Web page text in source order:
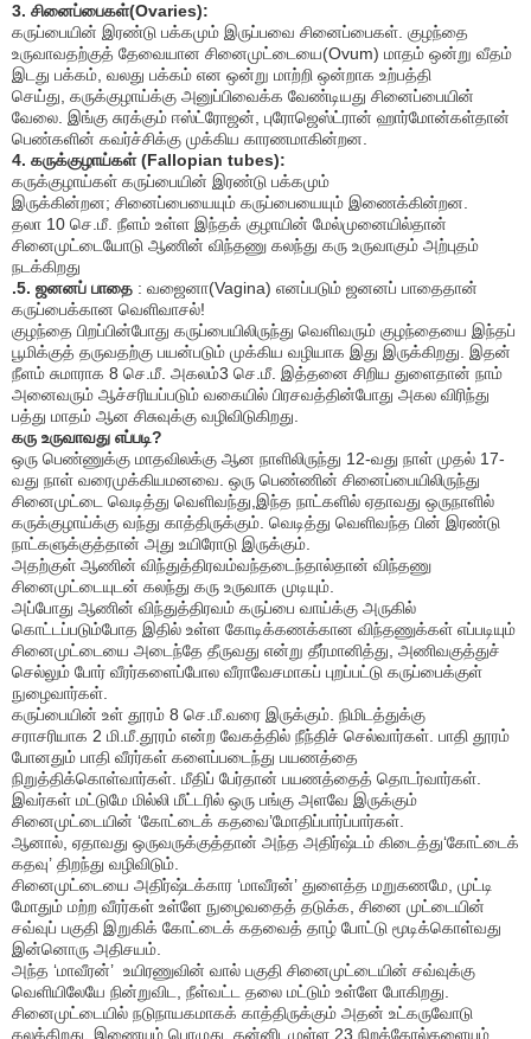
3. சினைப்பைகள்(Ovaries):
கருப்பையின் இரண்டு பக்கமும் இருப்பவை சினைப்பைகள். குழந்தை
உருவாவதற்குத் தேவையான சினைமுட்டையை(Ovum) மாதம் ஒன்று வீதம்
இடது பக்கம், வலது பக்கம் என ஒன்று மாற்றி ஒன்றாக உற்பத்தி
செய்து, கருக்குழாய்க்கு அனுப்பிவைக்க வேண்டியது சினைப்பையின்
வேலை. இங்கு சுரக்கும் ஈஸ்ட்ரோஜன், புரோஜெஸ்ட்ரான் ஹார்மோன்கள்தான்
பெண்களின் கவர்ச்சிக்கு முக்கிய காரணமாகின்றன.
4. கருக்குழாய்கள் (Fallopian tubes):
கருக்குழாய்கள் கருப்பையின் இரண்டு பக்கமும்
இருக்கின்றன; சினைப்பையையும் கருப்பையையும் இணைக்கின்றன.
தலா 10 செ.மீ. நீளம் உள்ள இந்தக் குழாயின் மேல்முனையில்தான்
சினைமுட்டையோடு ஆணின் விந்தணு கலந்து கரு உருவாகும் அற்புதம்
நடக்கிறது
.5. ஜனனப் பாதை : வஜைனா(Vagina) எனப்படும் ஜனனப் பாதைதான்
கருப்பைக்கான வெளிவாசல்!
குழந்தை பிறப்பின்போது கருப்பையிலிருந்து வெளிவரும் குழந்தையை இந்தப்
பூமிக்குத் தருவதற்கு பயன்படும் முக்கிய வழியாக இது இருக்கிறது. இதன்
நீளம் சுமாராக 8 செ.மீ. அகலம்3 செ.மீ. இத்தனை சிறிய துளைதான் நாம்
அனைவரும் ஆச்சரியப்படும் வகையில் பிரசவத்தின்போது அகல விரிந்து
பத்து மாதம் ஆன சிசுவுக்கு வழிவிடுகிறது.
கரு உருவாவது எப்படி?
ஒரு பெண்ணுக்கு மாதவிலக்கு ஆன நாளிலிருந்து 12-வது நாள் முதல் 17-
வது நாள் வரைமுக்கியமனவை. ஒரு பெண்ணின் சினைப்பையிலிருந்து
சினைமுட்டை வெடித்து வெளிவந்து,இந்த நாட்களில் ஏதாவது ஒருநாளில்
கருக்குழாய்க்கு வந்து காத்திருக்கும். வெடித்து வெளிவந்த பின் இரண்டு
நாட்களுக்குத்தான் அது உயிரோடு இருக்கும்.
அதற்குள் ஆணின் விந்துத்திரவம்வந்தடைந்தால்தான் விந்தணு
சினைமுட்டையுடன் கலந்து கரு உருவாக முடியும்.
அப்போது ஆணின் விந்துத்திரவம் கருப்பை வாய்க்கு அருகில்
கொட்டப்படும்போத இதில் உள்ள கோடிக்கணக்கான விந்தணுக்கள் எப்படியும்
சினைமுட்டையை அடைந்தே தீருவது என்று தீர்மானித்து, அணிவகுத்துச்
செல்லும் போர் வீரர்களைப்போல வீராவேசமாகப் புறப்பட்டு கருப்பைக்குள்
நுழைவார்கள்.
கருப்பையின் உள் தூரம் 8 செ.மீ.வரை இருக்கும். நிமிடத்துக்கு
சராசரியாக 2 மி.மீ.தூரம் என்ற வேகத்தில் நீந்திச் செல்வார்கள். பாதி தூரம்
போனதும் பாதி வீரர்கள் களைப்படைந்து பயணத்தை
நிறுத்திக்கொள்வார்கள். மீதிப் பேர்தான் பயணத்தைத் தொடர்வார்கள்.
இவர்கள் மட்டுமே மில்லி மீட்டரில் ஒரு பங்கு அளவே இருக்கும்
சினைமுட்டையின் ‘கோட்டைக் கதவை’மோதிப்பார்ப்பார்கள்.
ஆனால், ஏதாவது ஒருவருக்குத்தான் அந்த அதிர்ஷ்டம் கிடைத்து‘கோட்டைக்
கதவு’ திறந்து வழிவிடும்.
சினைமுட்டையை அதிர்ஷ்டக்கார ‘மாவீரன்’ துளைத்த மறுகணமே, முட்டி
மோதும் மற்ற வீரர்கள் உள்ளே நுழைவதைத் தடுக்க, சினை முட்டையின்
சவ்வுப் பகுதி இறுகிக் கோட்டைக் கதவைத் தாழ் போட்டு மூடிக்கொள்வது
இன்னொரு அதிசயம்.
அந்த ‘மாவீரன்’ உயிரணுவின் வால் பகுதி சினைமுட்டையின் சவ்வுக்கு
வெளியிலேயே நின்றுவிட, நீள்வட்ட தலை மட்டும் உள்ளே போகிறது.
சினைமுட்டையில் நடுநாயகமாகக் காத்திருக்கும் அதன் உட்கருவோடு
கலக்கிறது. இணையும் பொழுது, தன்னிடமுள்ள 23 நிறக்கோல்களையும்